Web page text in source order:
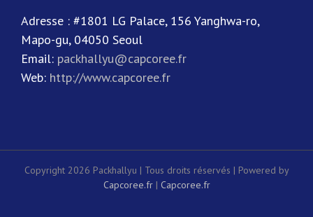
Adresse : #1801 LG Palace, 156 Yanghwa-ro,
Mapo-gu, 04050 Seoul
Email: packhallyu@capcoree.fr
Web: http://www.capcoree.fr
Copyright 2026 Packhallyu | Tous droits réservés | Powered by
Capcoree.fr| Capcoree.fr